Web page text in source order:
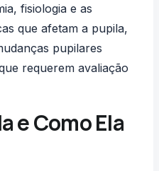
fisiologia e as
que afetam a pupila,
pupilares
requerem avaliação
e Como Ela